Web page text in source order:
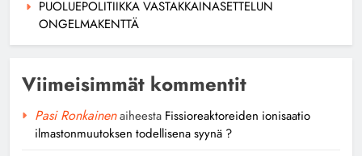
PUOLUEPOLITIIKKA VASTAKKAINASETTELUN
ONGELMAKENTTÄ
Viimeisimmät kommentit
Pasi Ronkainenaiheesta Fissioreaktoreiden ionisaatio
ilmastonmuutoksen todellisena syynä ?